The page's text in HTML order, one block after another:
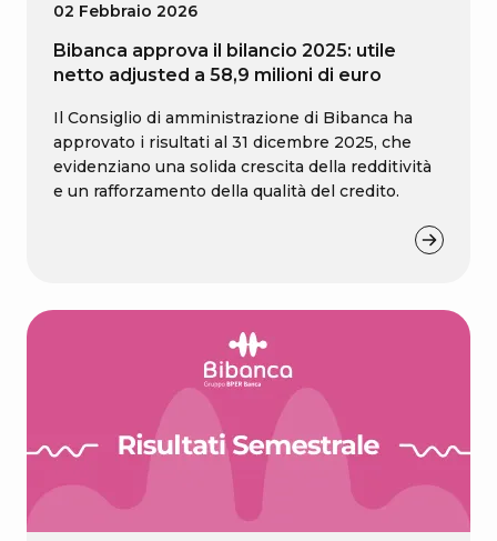
02 Febbraio 2026
Bibanca approva il bilancio 2025: utile
netto adjusted a 58,9 milioni di euro
Il Consiglio di amministrazione di Bibanca ha
approvato i risultati al 31 dicembre 2025, che
evidenziano una solida crescita della redditività
e un rafforzamento della qualità del credito.